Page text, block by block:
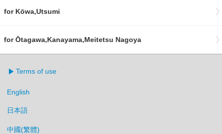
for Kōwa,Utsumi
for Ōtagawa,Kanayama,Meitetsu Nagoya
Terms of use
English
日本語
中國(繁體)